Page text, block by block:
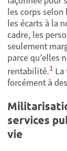
les corps
les écarts à la
cadre, les
seulement
parce qu’elles
rentabilité.1
forcément à
services
vie